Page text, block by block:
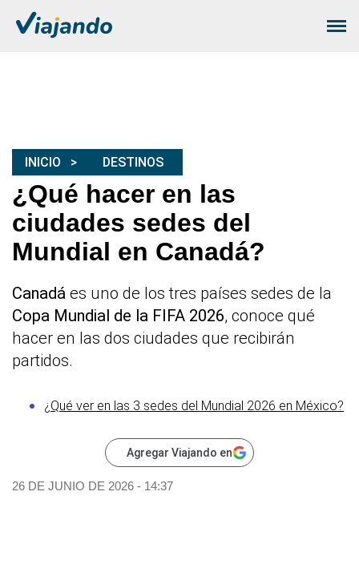
INICIO DESTINOS
¿Qué hacer en las
ciudades sedes del
Mundial en Canadá?
Canadá es uno de los tres países sedes de la
Copa Mundial de la FIFA 2026, conoce qué
hacer en las dos ciudades que recibirán
partidos.
¿Qué ver en las 3 sedes del Mundial 2026 en México?
Agregar Viajando en
26 DE JUNIO DE 2026 - 14:37